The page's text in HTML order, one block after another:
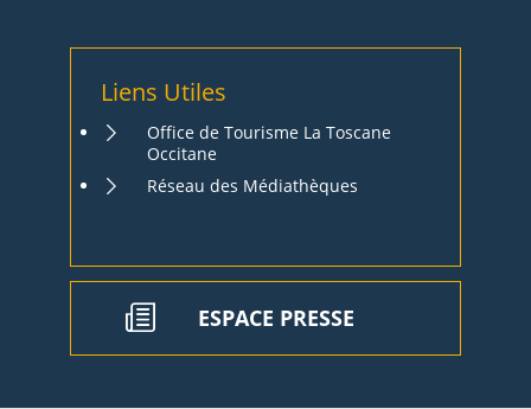
Liens Utiles
Office de Tourisme La Toscane
Occitane
Réseau des Médiathèques
ESPACE PRESSE